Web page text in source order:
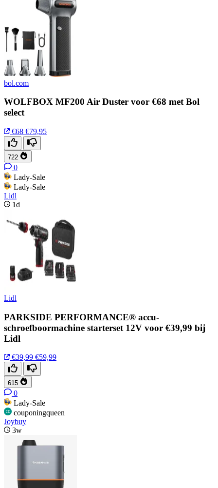
bol.com
WOLFBOX MF200 Air Duster voor €68 met Bol
select
€68 €79,95
722
0
Lady-Sale
Lady-Sale
Lidl
1d
Lidl
PARKSIDE PERFORMANCE® accu-
schroefboormachine starterset 12V voor €39,99 bij
Lidl
€39,99 €59,99
615
0
Lady-Sale
couponingqueen
Joybuy
3w